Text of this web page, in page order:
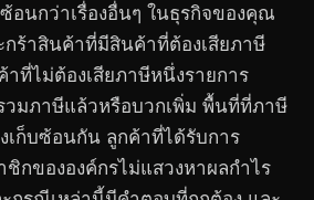
นกว่าเรื่องอื่นๆ ในธุรกิจของคุณ
กร้าสินค้าที่มีสินค้าที่ต้องเสียภาษี
ที่ไม่ต้องเสียภาษีหนึ่งรายการ
มภาษีแล้วหรือบวกเพิ่ม พื้นที่ที่ภาษี
เก็บซ้อนกัน ลูกค้าที่ได้รับการ
กขององค์กรไม่แสวงหาผลกำไร